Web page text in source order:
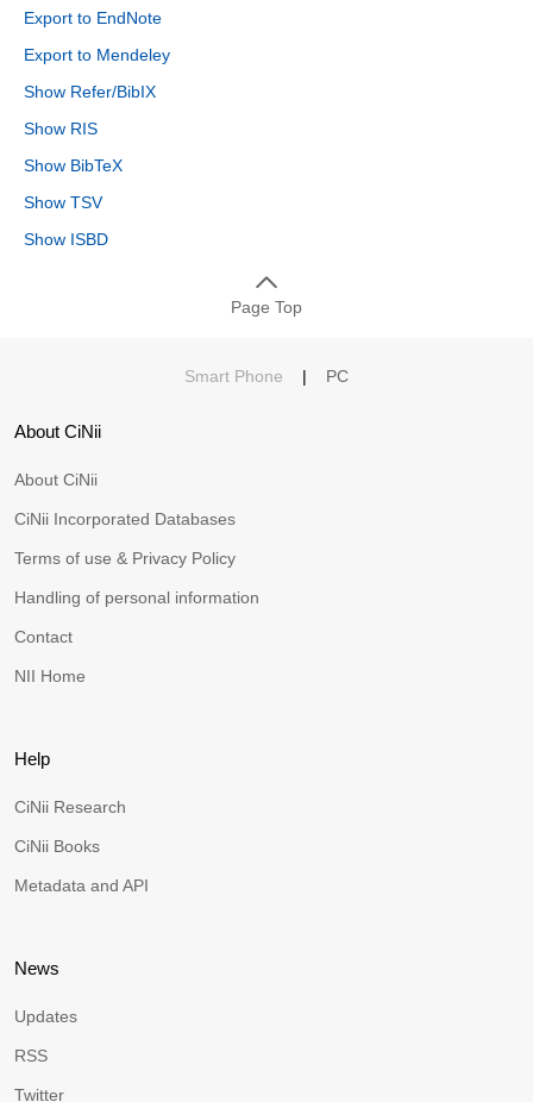
Export to EndNote
Export to Mendeley
Show Refer/BibIX
Show RIS
Show BibTeX
Show TSV
Show ISBD
Page Top
Smart Phone | PC
About CiNii
About CiNii
CiNii Incorporated Databases
Terms of use & Privacy Policy
Handling of personal information
Contact
NII Home
Help
CiNii Research
CiNii Books
Metadata and API
News
Updates
RSS
Twitter